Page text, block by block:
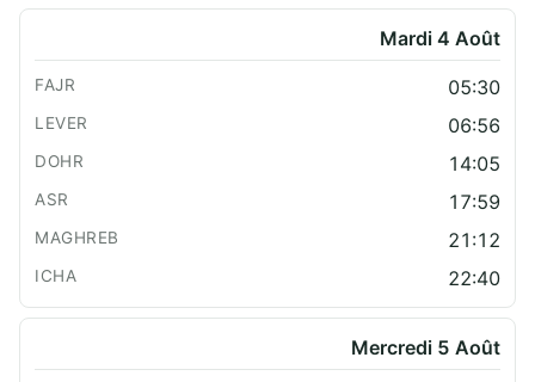
Mardi 4 Août
05:30
06:56
14:05
17:59
21:12
22:40
Mercredi 5 Août